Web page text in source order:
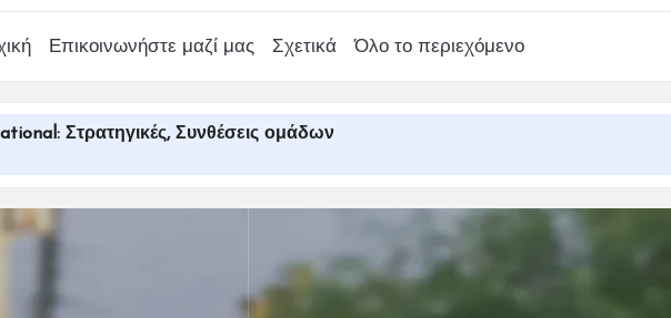
Επικοινωνήστε μαζί μας Σχετικά Όλο το περιεχόμενο
Στρατηγικές, Συνθέσεις ομάδων
Εμβληματικά γήπεδα, Συνθήκες, Ιστορικοί αγώνες
Καιρός, Συνθήκες Γηπέδου, Φυσική Κατάσταση Παικτών